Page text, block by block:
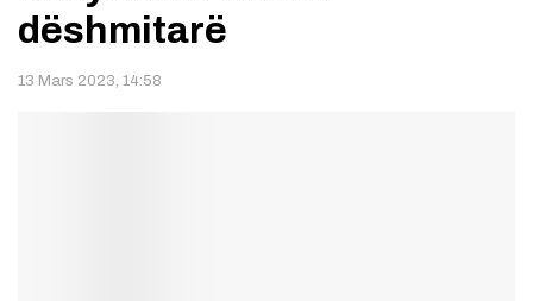
dëshmitarë
13 Mars 2023, 14:58